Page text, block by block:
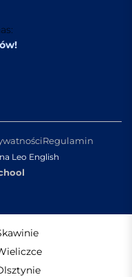
Leo English
Regulamin